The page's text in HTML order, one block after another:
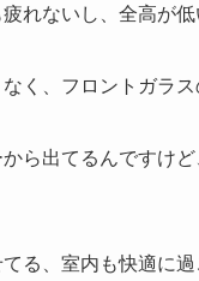
れないし、全高が
く、フロントガラ
ら出てるんですけ
る、室内も快適に